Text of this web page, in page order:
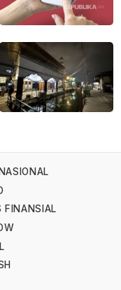
FINANSIAL